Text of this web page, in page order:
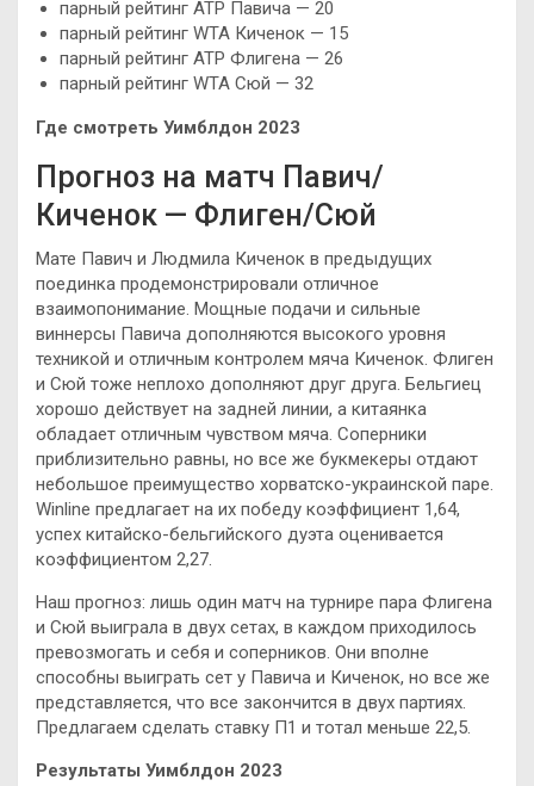
парный рейтинг ATP Павича — 20
парный рейтинг WTA Киченок — 15
парный рейтинг ATP Флигена — 26
парный рейтинг WTA Сюй — 32
Где смотреть Уимблдон 2023
Прогноз на матч Павич/
Киченок — Флиген/Сюй
Мате Павич и Людмила Киченок в предыдущих
поединка продемонстрировали отличное
взаимопонимание. Мощные подачи и сильные
виннерсы Павича дополняются высокого уровня
техникой и отличным контролем мяча Киченок. Флиген
и Сюй тоже неплохо дополняют друг друга. Бельгиец
хорошо действует на задней линии, а китаянка
обладает отличным чувством мяча. Соперники
приблизительно равны, но все же букмекеры отдают
небольшое преимущество хорватско-украинской паре.
Winline предлагает на их победу коэффициент 1,64,
успех китайско-бельгийского дуэта оценивается
коэффициентом 2,27.
Наш прогноз: лишь один матч на турнире пара Флигена
и Сюй выиграла в двух сетах, в каждом приходилось
превозмогать и себя и соперников. Они вполне
способны выиграть сет у Павича и Киченок, но все же
представляется, что все закончится в двух партиях.
Предлагаем сделать ставку П1 и тотал меньше 22,5.
Результаты Уимблдон 2023